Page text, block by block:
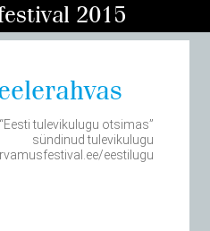
värske Arvamusfestivali lehele
tulevikulugu otsimas”
sündinud tulevikulugu
eestilugu